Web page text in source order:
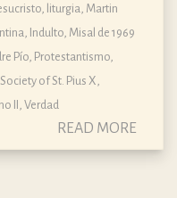
liturgia Martin
Indulto Misal de 1969
Pío Protestantismo
Society of St. Pius X
II Verdad
READ MORE